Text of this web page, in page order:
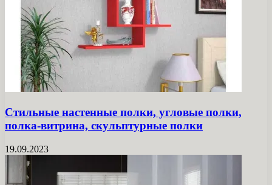
Стильные настенные полки, угловые полки,
полка-витрина, скульптурные полки
19.09.2023